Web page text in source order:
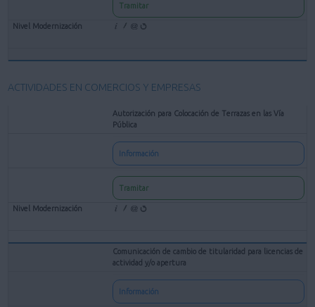
Tramitar
ACTIVIDADES EN COMERCIOS Y EMPRESAS
Autorización para Colocación de Terrazas en las Vía
Pública
Información
Tramitar
Comunicación de cambio de titularidad para licencias de
actividad y/o apertura
Información